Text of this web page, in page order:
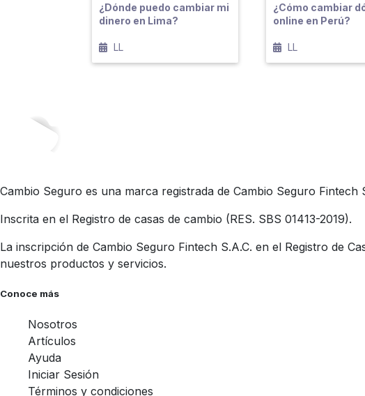
¿Dónde puedo cambiar mi
dinero en Lima?
LL
¿Cómo cambiar
online en Perú?
LL
Cambio Seguro es una marca registrada de Cambio Seguro
Inscrita en el Registro de casas de cambio (RES. SBS 01413-2019).
La inscripción de Cambio Seguro Fintech S.A.C. en el Registro de
nuestros productos y servicios.
Conoce más
Nosotros
Artículos
Ayuda
Iniciar Sesión
Términos y condiciones